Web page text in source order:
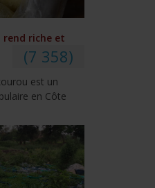
rend riche et
(7 358)
est un
en Côte